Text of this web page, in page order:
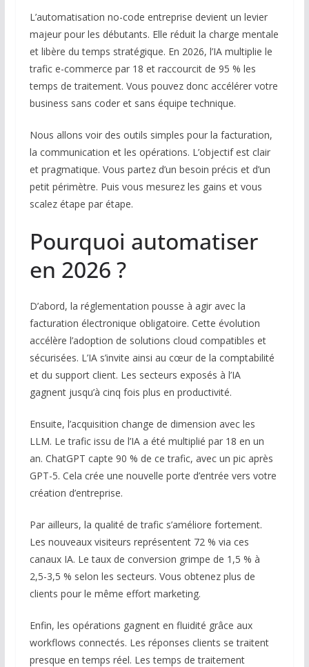
L’automatisation no-code entreprise devient un levier
majeur pour les débutants. Elle réduit la charge mentale
et libère du temps stratégique. En 2026, l’IA multiplie le
trafic e-commerce par 18 et raccourcit de 95 % les
temps de traitement. Vous pouvez donc accélérer votre
business sans coder et sans équipe technique.
Nous allons voir des outils simples pour la facturation,
la communication et les opérations. L’objectif est clair
et pragmatique. Vous partez d’un besoin précis et d’un
petit périmètre. Puis vous mesurez les gains et vous
scalez étape par étape.
Pourquoi automatiser
en 2026 ?
D’abord, la réglementation pousse à agir avec la
facturation électronique obligatoire. Cette évolution
accélère l’adoption de solutions cloud compatibles et
sécurisées. L’IA s’invite ainsi au cœur de la comptabilité
et du support client. Les secteurs exposés à l’IA
gagnent jusqu’à cinq fois plus en productivité.
Ensuite, l’acquisition change de dimension avec les
LLM. Le trafic issu de l’IA a été multiplié par 18 en un
an. ChatGPT capte 90 % de ce trafic, avec un pic après
GPT-5. Cela crée une nouvelle porte d’entrée vers votre
création d’entreprise.
Par ailleurs, la qualité de trafic s’améliore fortement.
Les nouveaux visiteurs représentent 72 % via ces
canaux IA. Le taux de conversion grimpe de 1,5 % à
2,5-3,5 % selon les secteurs. Vous obtenez plus de
clients pour le même effort marketing.
Enfin, les opérations gagnent en fluidité grâce aux
workflows connectés. Les réponses clients se traitent
presque en temps réel. Les temps de traitement